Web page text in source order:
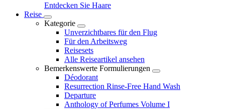
Entdecken Sie Haare
Reise
Kategorie
Unverzichtbares für den Flug
Für den Arbeitsweg
Reisesets
Alle Reiseartikel ansehen
Bemerkenswerte Formulierungen
Déodorant
Resurrection Rinse‑Free Hand Wash
Departure
Anthology of Perfumes Volume I